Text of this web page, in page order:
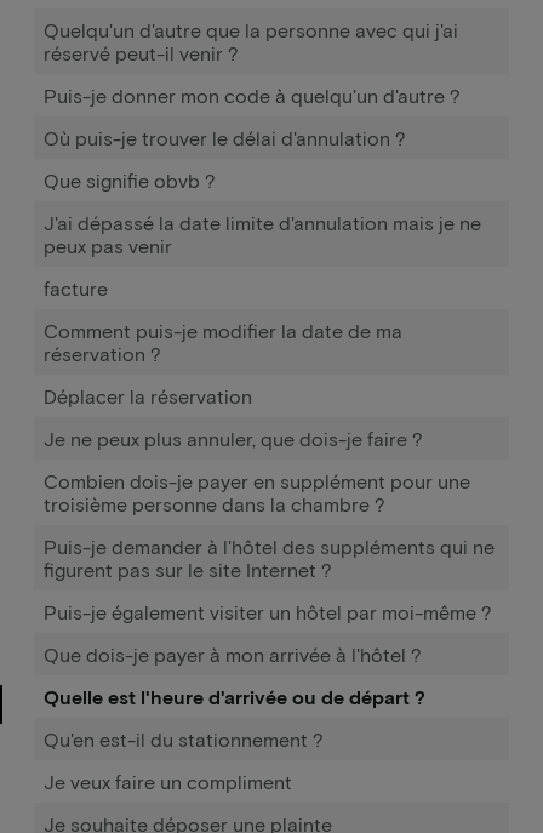
Quelqu'un d'autre que la personne avec qui j'ai
réservé peut-il venir ?
Puis-je donner mon code à quelqu'un d'autre ?
Où puis-je trouver le délai d'annulation ?
Que signifie obvb ?
J'ai dépassé la date limite d'annulation mais je ne
peux pas venir
facture
Comment puis-je modifier la date de ma
réservation ?
Déplacer la réservation
Je ne peux plus annuler, que dois-je faire ?
Combien dois-je payer en supplément pour une
troisième personne dans la chambre ?
Puis-je demander à l'hôtel des suppléments qui ne
figurent pas sur le site Internet ?
Puis-je également visiter un hôtel par moi-même ?
Que dois-je payer à mon arrivée à l'hôtel ?
Quelle est l'heure d'arrivée ou de départ ?
Qu'en est-il du stationnement ?
Je veux faire un compliment
Je souhaite déposer une plainte